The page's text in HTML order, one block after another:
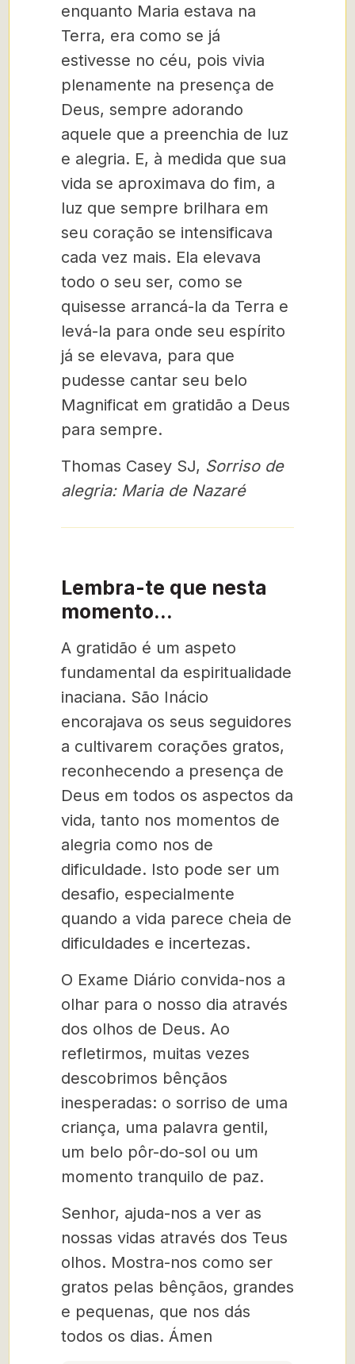
enquanto Maria estava na
Terra, era como se já
estivesse no céu, pois vivia
plenamente na presença de
Deus, sempre adorando
aquele que a preenchia de luz
e alegria. E, à medida que sua
vida se aproximava do fim, a
luz que sempre brilhara em
seu coração se intensificava
cada vez mais. Ela elevava
todo o seu ser, como se
quisesse arrancá-la da Terra e
levá-la para onde seu espírito
já se elevava, para que
pudesse cantar seu belo
Magnificat em gratidão a Deus
para sempre.
Thomas Casey SJ, Sorriso de
alegria: Maria de Nazaré
Lembra-te que nesta
momento...
A gratidão é um aspeto
fundamental da espiritualidade
inaciana. São Inácio
encorajava os seus seguidores
a cultivarem corações gratos,
reconhecendo a presença de
Deus em todos os aspectos da
vida, tanto nos momentos de
alegria como nos de
dificuldade. Isto pode ser um
desafio, especialmente
quando a vida parece cheia de
dificuldades e incertezas.
O Exame Diário convida-nos a
olhar para o nosso dia através
dos olhos de Deus. Ao
refletirmos, muitas vezes
descobrimos bênçãos
inesperadas: o sorriso de uma
criança, uma palavra gentil,
um belo pôr-do-sol ou um
momento tranquilo de paz.
Senhor, ajuda-nos a ver as
nossas vidas através dos Teus
olhos. Mostra-nos como ser
gratos pelas bênçãos, grandes
e pequenas, que nos dás
todos os dias. Ámen